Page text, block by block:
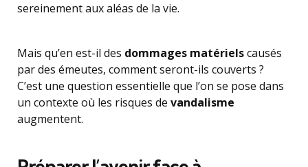
sereinement aux aléas de la vie.
Mais qu’en est-il des dommages matérielscausés
par des émeutes, comment seront-ils couverts ?
C’est une question essentielle que l’on se pose dans
un contexte où les risques de vandalisme
augmentent.